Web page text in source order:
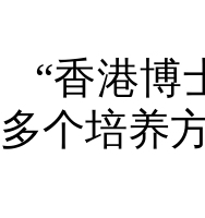
“香港博
多个培养